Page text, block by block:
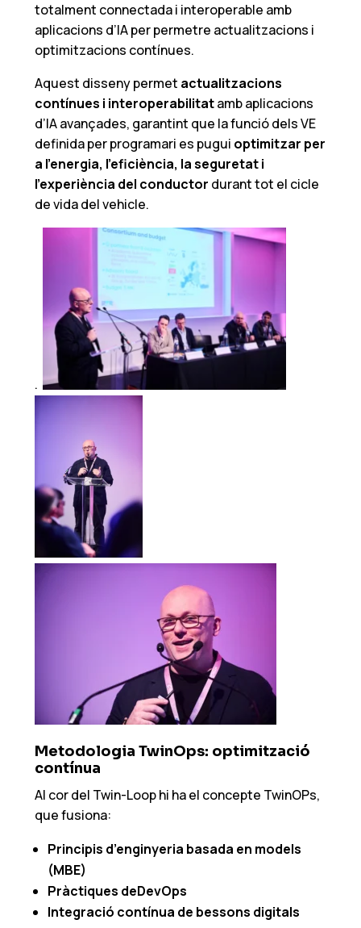
totalment connectada i interoperable amb
aplicacions d’IA per permetre actualitzacions i
optimitzacions contínues.
Aquest disseny permet actualitzacions
contínues i interoperabilitatamb aplicacions
d’IA avançades, garantint que la funció dels VE
definida per programari es pugui optimitzar per
a l’energia, l’eficiència, la seguretat i
l’experiència del conductor durant tot el cicle
de vida del vehicle.
.
Metodologia TwinOps: optimització
contínua
Al cor del Twin-Loop hi ha el concepte TwinOPs,
que fusiona:
Principis d’enginyeria basada en models
(MBE)
Pràctiques deDevOps
Integració contínua de bessons digitals